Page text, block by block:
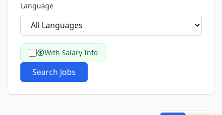
Language
With Salary Info
Search Jobs